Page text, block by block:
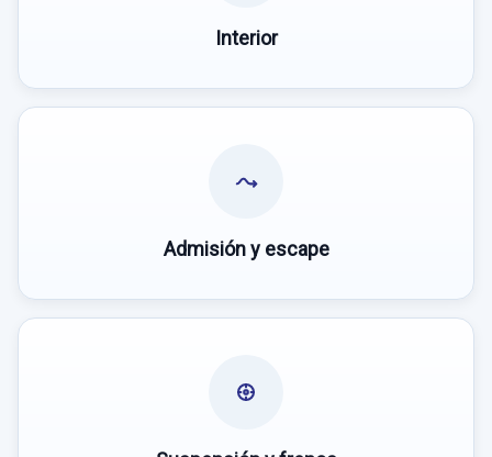
Interior
Admisión y escape